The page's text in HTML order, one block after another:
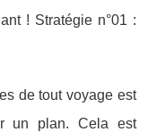
! Stratégie n°01 :
de tout voyage est
un plan. Cela est